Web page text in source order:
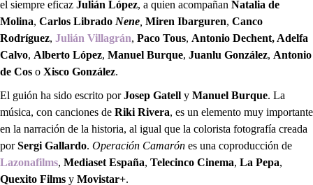
el siempre eficaz Julián López, a quien acompañan Natalia de
Molina, Carlos Librado Nene Miren Ibarguren, Canco
Rodríguez, Julián Villagrán, Paco Tous, Antonio Dechent, Adelfa
Calvo, Alberto López, Manuel Burque, Juanlu González, Antonio
de Cos o Xisco González.
El guión ha sido escrito porJosep Gatell y Manuel Burque. La
música, con canciones de Riki Rivera, es un elemento muy importante
en la narración de la historia, al igual que la colorista fotografía creada
porSergi Gallardo. Operación Camarón es una coproducción de
Lazonafilms, Mediaset España, Telecinco Cinema, La Pepa,
Quexito Films y Movistar+.